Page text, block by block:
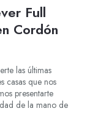
Full
Cordón
las últimas
casas que nos
presentarte
de la mano de